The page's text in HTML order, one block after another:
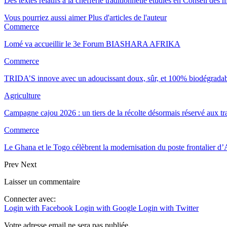
Vous pourriez aussi aimer Plus d'articles de l'auteur
Commerce
Lomé va accueillir le 3e Forum BIASHARA AFRIKA
Commerce
TRIDA’S innove avec un adoucissant doux, sûr, et 100%
Agriculture
Campagne cajou 2026 : un tiers de la récolte désormais réservé aux
Commerce
Le Ghana et le Togo célèbrent la modernisation du poste frontalier
Prev Next
Laisser un commentaire
Connecter avec:
Login with Facebook Login with Google Login with Twitter
Votre adresse email ne sera pas publiée.